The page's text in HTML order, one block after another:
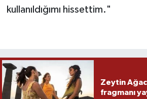
kullanıldığımı hissettim."
Zeytin
fragmanı